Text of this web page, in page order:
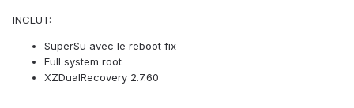
INCLUT:
SuperSu avec le reboot fix
Full system root
XZDualRecovery 2.7.60